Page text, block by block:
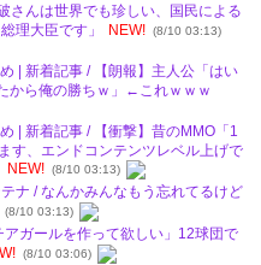
さんは世界でも珍しい、国民による
理大臣です」
NEW! (8/10 03:13)
| 新着記事 / 【朗報】主人公「はい
から俺の勝ちｗ」←これｗｗｗ
| 新着記事 / 【衝撃】昔のMMO「1
す、エンドコンテンツレベル上げで
NEW! (8/10 03:13)
ナ / なんかみんなもう忘れてるけど
(8/10 03:13)
ガールを作って欲しい」12球団で
(8/10 03:06)